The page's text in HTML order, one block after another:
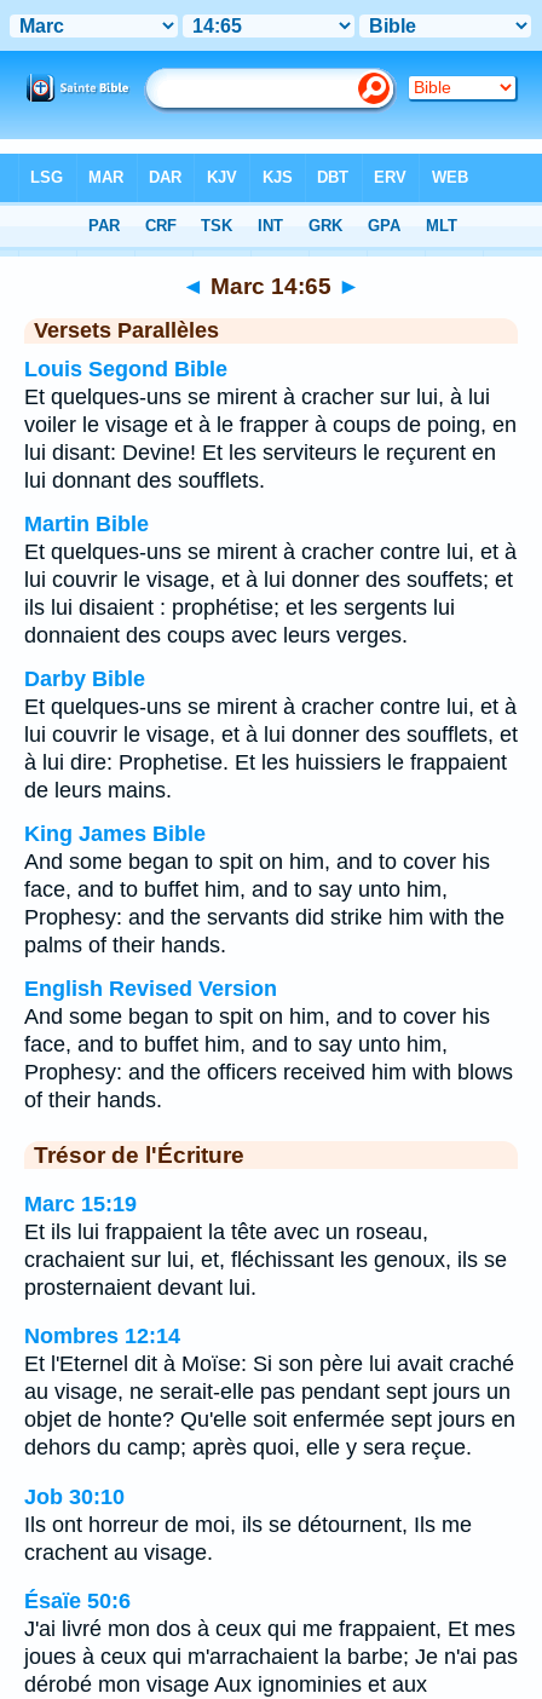
Chapitre 14> Verset 65
◄ Marc 14:65 ►
Versets Parallèles
Louis Segond Bible
Et quelques-uns se mirent à cracher sur lui, à lui
voiler le visage et à le frapper à coups de poing, en
lui disant: Devine! Et les serviteurs le reçurent en
lui donnant des soufflets.
Martin Bible
Et quelques-uns se mirent à cracher contre lui, et à
lui couvrir le visage, et à lui donner des souffets; et
ils lui disaient : prophétise; et les sergents lui
donnaient des coups avec leurs verges.
Darby Bible
Et quelques-uns se mirent à cracher contre lui, et à
lui couvrir le visage, et à lui donner des soufflets, et
à lui dire: Prophetise. Et les huissiers le frappaient
de leurs mains.
King James Bible
And some began to spit on him, and to cover his
face, and to buffet him, and to say unto him,
Prophesy: and the servants did strike him with the
palms of their hands.
English Revised Version
And some began to spit on him, and to cover his
face, and to buffet him, and to say unto him,
Prophesy: and the officers received him with blows
of their hands.
Trésor de l'Écriture
Marc 15:19
Et ils lui frappaient la tête avec un roseau,
crachaient sur lui, et, fléchissant les genoux, ils se
prosternaient devant lui.
Nombres 12:14
Et l'Eternel dit à Moïse: Si son père lui avait craché
au visage, ne serait-elle pas pendant sept jours un
objet de honte? Qu'elle soit enfermée sept jours en
dehors du camp; après quoi, elle y sera reçue.
Job 30:10
Ils ont horreur de moi, ils se détournent, Ils me
crachent au visage.
Ésaïe 50:6
J'ai livré mon dos à ceux qui me frappaient, Et mes
joues à ceux qui m'arrachaient la barbe; Je n'ai pas
dérobé mon visage Aux ignominies et aux